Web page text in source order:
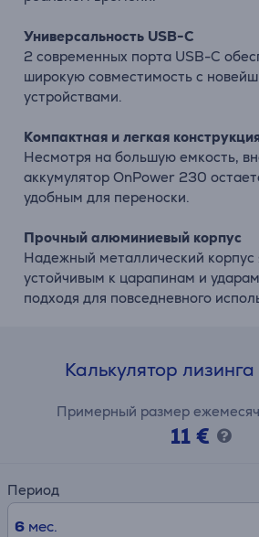
Универсальность USB-C
2 современных порта USB-C
широкую совместимость с
устройствами.
Компактная и легкая
Несмотря на большую емкость,
аккумулятор OnPower 230
удобным для переноски.
Прочный алюминиевый корпус
Надежный металлический корпус
устойчивым к царапинам и
подходя для повседневного
Калькулятор
Примерный размер
11 €
Период
6мес.